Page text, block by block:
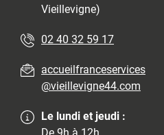
Vieillevigne)
02 40 32 59 17
accueilfranceservices
@vieillevigne44.com
Le lundi et jeudi :